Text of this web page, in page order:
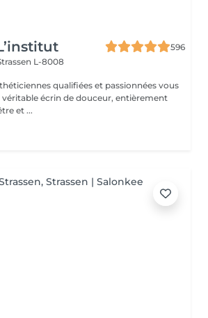
596
L-8008
qualifiées et passionnées vous
écrin de douceur, entièrement
et ...